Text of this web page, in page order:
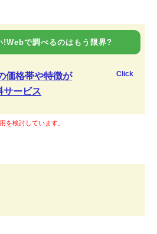
!Webで調べるのはもう限界?
価格帯や特徴が
サービス
Click
を検討しています。